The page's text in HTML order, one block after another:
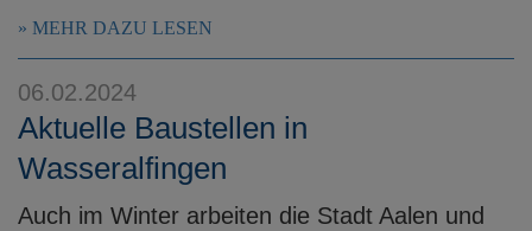
MEHR DAZU LESEN
06.02.2024
Aktuelle Baustellen in
Wasseralfingen
Auch im Winter arbeiten die Stadt Aalen und